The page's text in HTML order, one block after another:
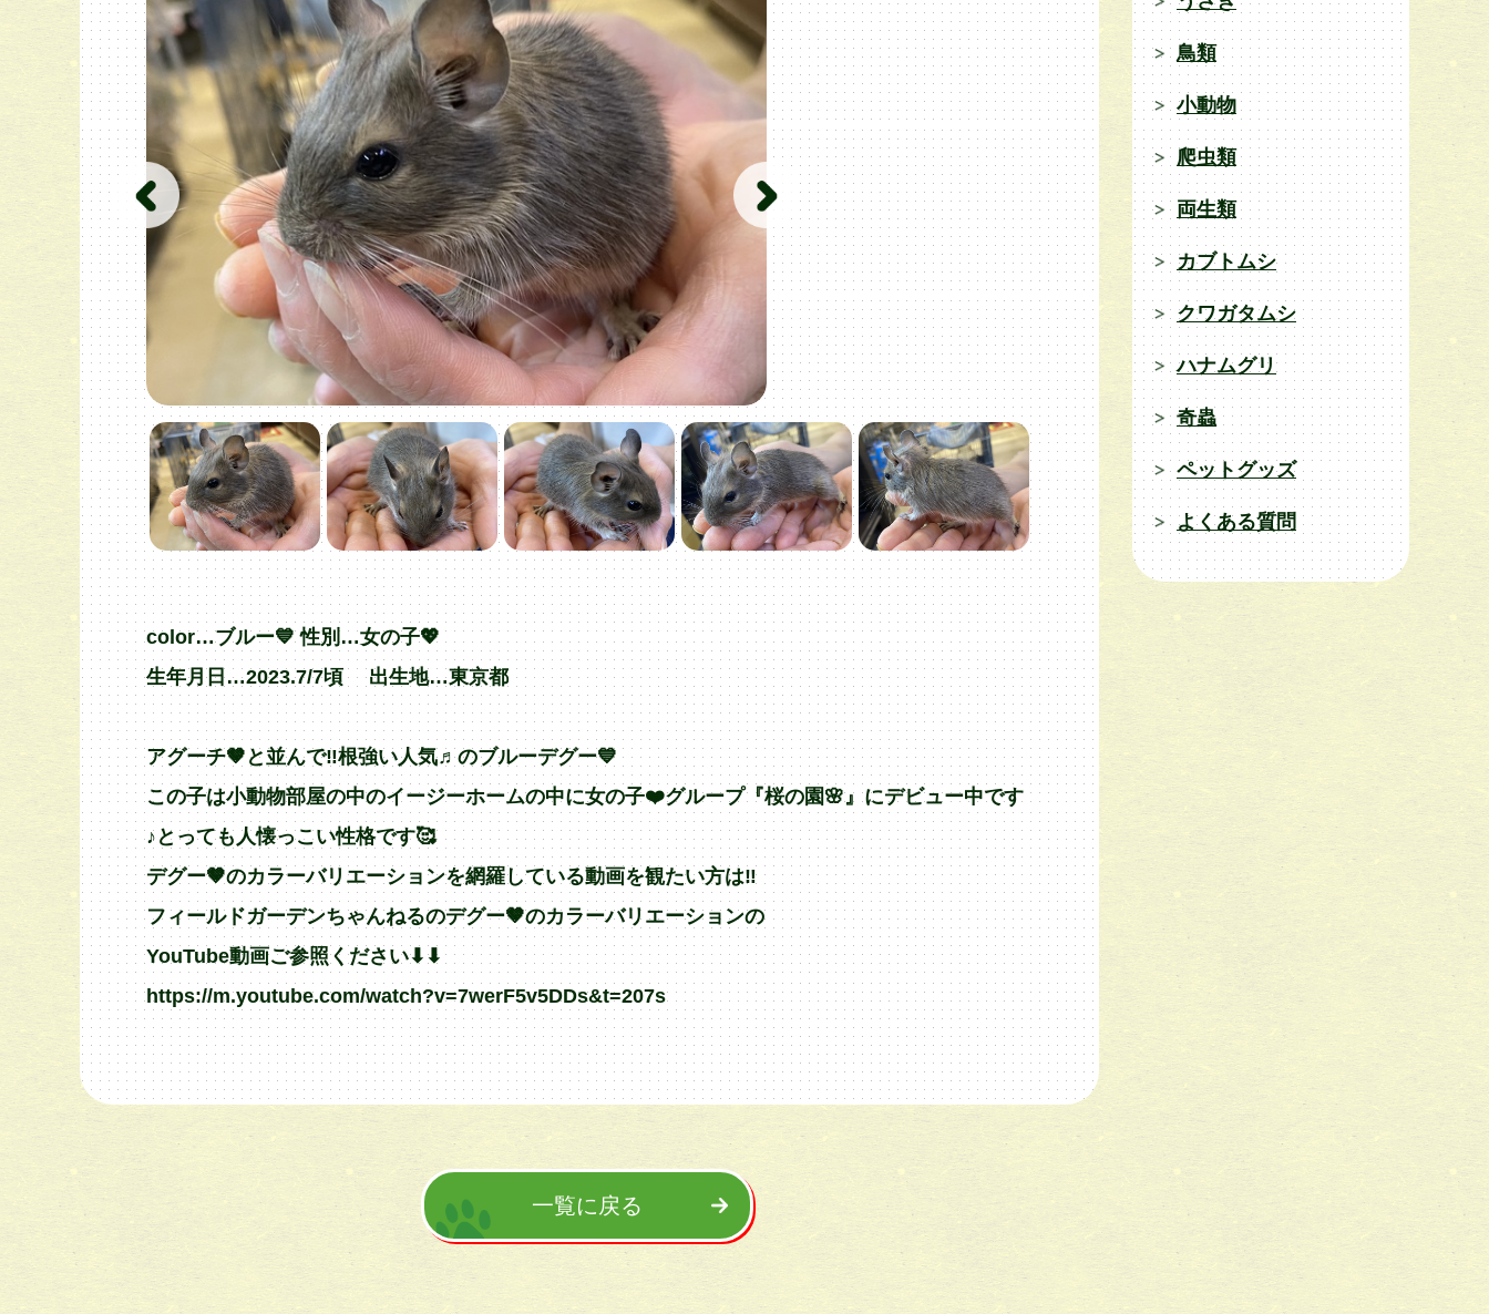
鳥類
小動物
爬虫類
両生類
カブトムシ
クワガタムシ
ハナムグリ
奇蟲
ペットグッズ
よくある質問
color…ブルー💙 性別…女の子💖
生年月日…2023.7/7頃 出生地…東京都
アグーチ🤎と並んで‼️根強い人気♬のブルーデグー💙
この子は小動物部屋の中のイージーホームの中に女の子❤️グループ『桜の園🌸』にデビュー中です
♪とっても人懐っこい性格です🥰
デグー🤎のカラーバリエーションを網羅している動画を観たい方は‼︎
フィールドガーデンちゃんねるのデグー🤎のカラーバリエーションの
YouTube動画ご参照ください⬇︎⬇︎
https://m.youtube.com/watch?v=7werF5v5DDs&t=207s
一覧に戻る